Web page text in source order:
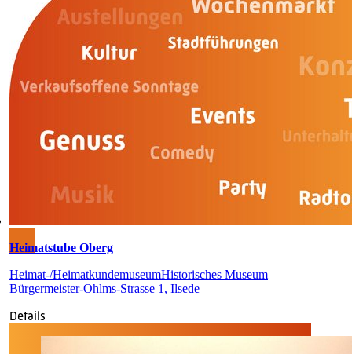
Heimatstube Oberg
Heimat-/HeimatkundemuseumHistorisches Museum
Bürgermeister-Ohlms-Strasse 1, Ilsede
Details